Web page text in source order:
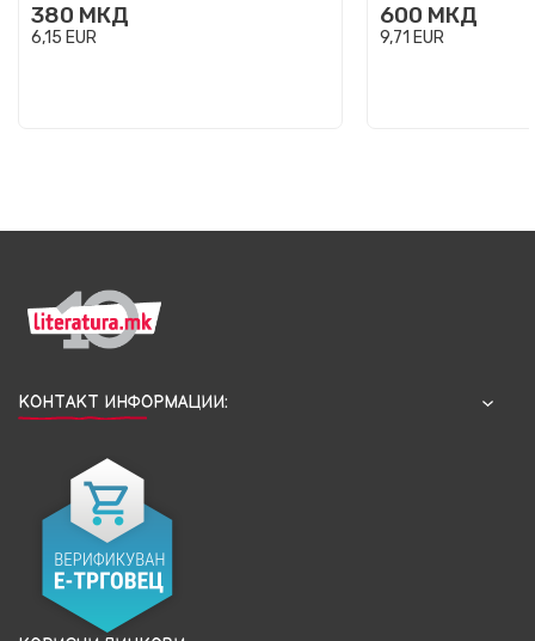
380 МКД
6,15 EUR
600 МКД
9,71 EUR
КОНТАКТ ИНФОРМАЦИИ: